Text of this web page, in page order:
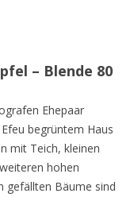
– Blende 80
Ehepaar
begrüntem Haus
mit Teich, kleinen
hohen
gefällten Bäume sind